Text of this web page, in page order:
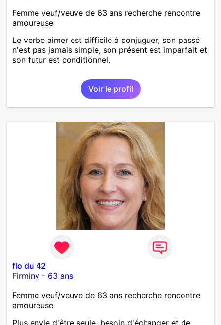
Femme veuf/veuve de 63 ans recherche rencontre
amoureuse
Le verbe aimer est difficile à conjuguer, son passé
n'est pas jamais simple, son présent est imparfait et
son futur est conditionnel.
Voir le profil
flo du 42
Firminy - 63 ans
Femme veuf/veuve de 63 ans recherche rencontre
amoureuse
Plus envie d'être seule, besoin d'échanger et de